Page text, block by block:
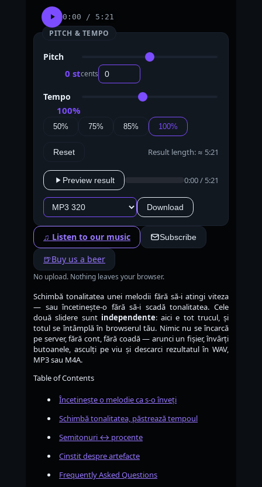
0:00 / 5:21
PITCH & TEMPO
Pitch
0 stcents
Tempo
100%
50% 75% 85% 100%
Reset Result length: ≈ 5:21
Preview result 0:00 / 5:21
Download
♫ Listen to our music Subscribe
🍺Buy us a beer
No upload. Nothing leaves your browser.
Schimbă tonalitatea unei melodii fără să-i atingi viteza
— sau încetinește-o fără să-i scadă tonalitatea. Cele
două slidere sunt independente: aici e tot trucul, și
totul se întâmplă în browserul tău. Nimic nu se încarcă
pe server, fără cont, fără coadă — arunci un fișier, învârți
butoanele, asculți pe viu și descarci rezultatul în WAV,
MP3 sau M4A.
Table of Contents
Încetinește o melodie ca s-o înveți
Schimbă tonalitatea, păstrează tempoul
Semitonuri ↔ procente
Cinstit despre artefacte
Frequently Asked Questions